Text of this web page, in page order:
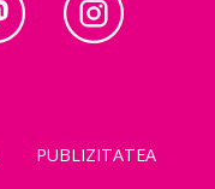
PUBLIZITATEA